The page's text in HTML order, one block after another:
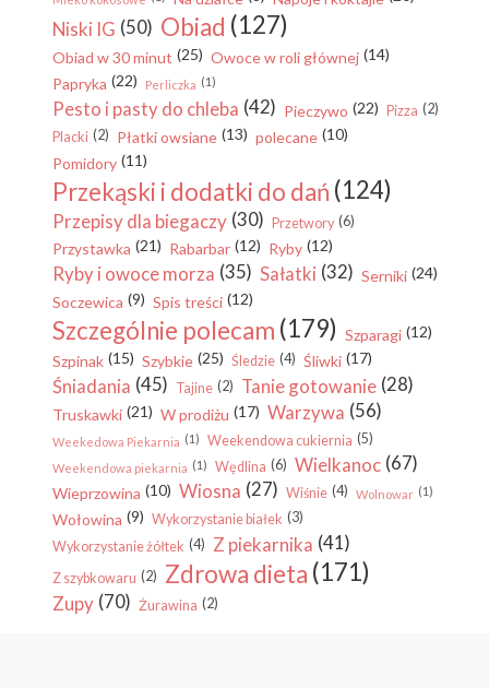
Niski IG (50) Obiad (127)
Obiad w 30 minut (25) Owoce w roli głównej (14)
Papryka (22) Perliczka (1)
Pesto i pasty do chleba (42) Pieczywo (22) Pizza (2)
Placki (2) Płatki owsiane (13) polecane (10)
Pomidory (11)
Przekąski i dodatki do dań (124)
Przepisy dla biegaczy (30) Przetwory (6)
Przystawka (21) Rabarbar (12) Ryby (12)
Ryby i owoce morza (35) Sałatki (32) Serniki (24)
Soczewica (9) Spis treści (12)
Szczególnie polecam (179) Szparagi (12)
Szpinak (15) Szybkie (25) Śledzie (4) Śliwki (17)
Śniadania (45) Tajine (2) Tanie gotowanie (28)
Truskawki (21) W prodiżu (17) Warzywa (56)
Weekedowa Piekarnia (1) Weekendowa cukiernia (5)
Weekendowa piekarnia (1) Wędlina (6) Wielkanoc (67)
Wieprzowina (10) Wiosna (27) Wiśnie (4) Wolnowar (1)
Wołowina (9) Wykorzystanie białek (3)
Wykorzystanie żółtek (4) Z piekarnika (41)
Z szybkowaru (2) Zdrowa dieta (171)
Zupy (70) Żurawina (2)